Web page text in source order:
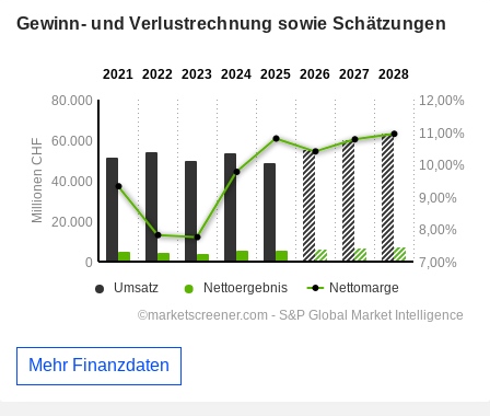
Gewinn- und Verlustrechnung sowie Schätzungen
Mehr Finanzdaten